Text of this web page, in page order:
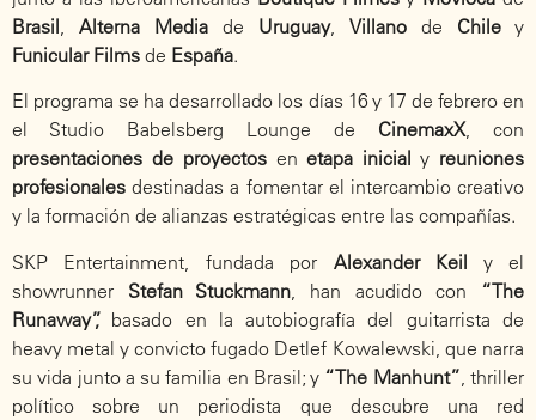
Brasil
Alterna Media de Uruguay, Villano de Chile y
Funicular Films de España.
El programa se ha desarrollado los días 16 y 17 de febrero en
el Studio Babelsberg Lounge de CinemaxX, con
presentaciones de proyectosenetapa inicial y reuniones
profesionales destinadas a fomentar el intercambio creativo
y la formación de alianzas estratégicas entre las compañías.
SKP Entertainment, fundada por Alexander Keil y el
showrunner Stefan Stuckmann , han acudido con “The
Runaway”, basado en la autobiografía del guitarrista de
heavy metal y convicto fugado Detlef Kowalewski, que narra
su vida junto a su familia en Brasil; y “The Manhunt” , thriller
político sobre un periodista que descubre una red